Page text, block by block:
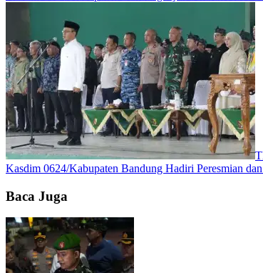
Kasdim 0624/Kabupaten Bandung Hadiri Peresmian
Baca Juga